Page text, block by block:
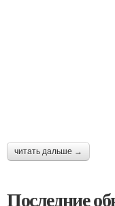
читать дальше →
Последние